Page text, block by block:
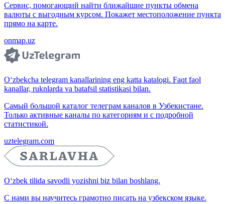
Сервис, помогающий найти ближайшие пункты обмена
валюты с выгодным курсом. Покажет местоположение пункта
прямо на карте.
onmap.uz
O‘zbekcha telegram kanallarining eng katta katalogi. Faqt faol
kanallar, ruknlarda va batafsil statistikasi bilan.
Самый большой каталог телеграм каналов в Узбекистане.
Только активные каналы по категориям и с подробной
статистикой.
uztelegram.com
O‘zbek tilida savodli yozishni biz bilan boshlang.
С нами вы научитесь грамотно писать на узбекском языке.